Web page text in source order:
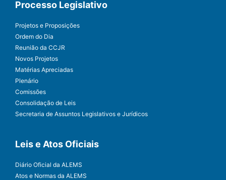
Processo Legislativo
Projetos e Proposições
Ordem do Dia
Reunião da CCJR
Novos Projetos
Matérias Apreciadas
Plenário
Comissões
Consolidação de Leis
Secretaria de Assuntos Legislativos e Jurídicos
Leis e Atos Oficiais
Diário Oficial da ALEMS
Atos e Normas da ALEMS